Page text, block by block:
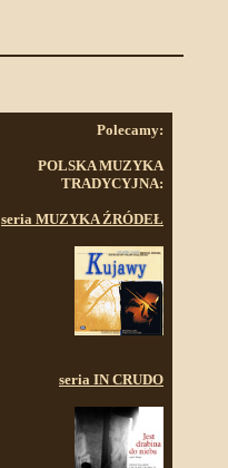
Polecamy:
POLSKA MUZYKA
TRADYCYJNA:
seria MUZYKA ŹRÓDEŁ
seria IN CRUDO